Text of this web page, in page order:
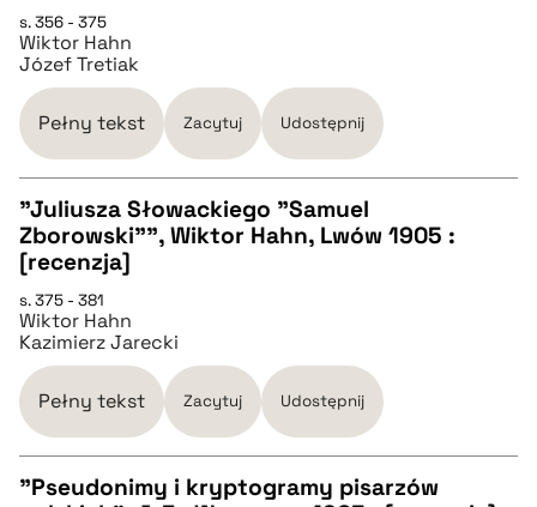
pobierz cytat
BIBTEX
s. 356 - 375
Wiktor Hahn
Józef Tretiak
Pełny tekst Zacytuj Udostępnij
CZYSTY TEKST
pobierz cytat
BIBTEX
"Juliusza Słowackiego "Samuel
Zborowski"", Wiktor Hahn, Lwów 1905 :
[recenzja]
s. 375 - 381
Wiktor Hahn
Kazimierz Jarecki
Pełny tekst Zacytuj Udostępnij
"Pseudonimy i kryptogramy pisarzów